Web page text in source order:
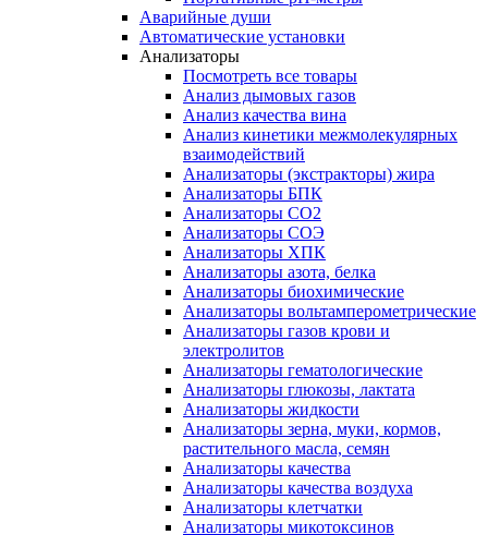
Аварийные души
Автоматические установки
Анализаторы
Посмотреть все товары
Анализ дымовых газов
Анализ качества вина
Анализ кинетики межмолекулярных
взаимодействий
Анализаторы (экстракторы) жира
Анализаторы БПК
Анализаторы СО2
Анализаторы СОЭ
Анализаторы ХПК
Анализаторы азота, белка
Анализаторы биохимические
Анализаторы вольтамперометрические
Анализаторы газов крови и
электролитов
Анализаторы гематологические
Анализаторы глюкозы, лактата
Анализаторы жидкости
Анализаторы зерна, муки, кормов,
растительного масла, семян
Анализаторы качества
Анализаторы качества воздуха
Анализаторы клетчатки
Анализаторы микотоксинов